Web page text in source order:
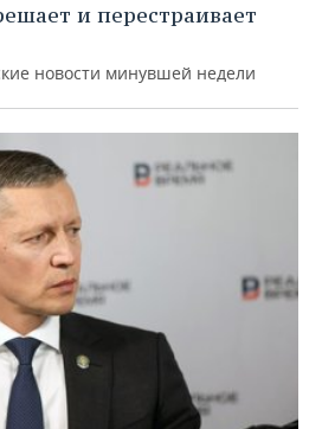
и перестраивает
новости минувшей недели